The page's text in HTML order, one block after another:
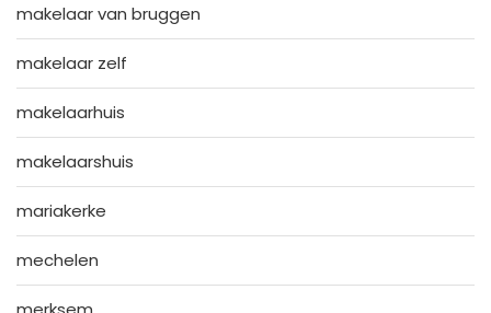
makelaar van bruggen
makelaar zelf
makelaarhuis
makelaarshuis
mariakerke
mechelen